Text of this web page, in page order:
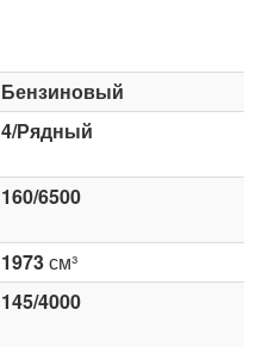
Бензиновый
4/Рядный
160/6500
1973см³
145/4000